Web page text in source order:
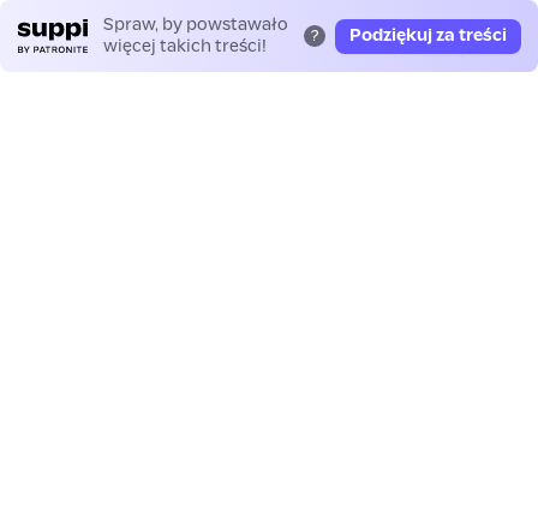
Spraw, by powstawało
więcej takich treści!
? Podziękuj za treści